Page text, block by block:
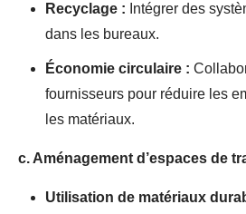
Recyclage : Intégrer des
dans les bureaux.
Économie circulaire :
fournisseurs pour réduire les
les matériaux.
c. Aménagement d’espaces de
Utilisation de matériaux